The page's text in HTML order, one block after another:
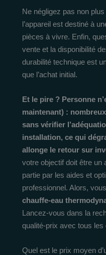
Ne négligez pas non
l’appareil est destiné à
pièces à vivre. Enfin,
vente et la disponibilité
durabilité technique est
que l’achat initial.
Et le pire ? Personne
maintenant) :
sans vérifier
installation, ce qui
allonge le retour sur
votre objectif doit être un
partie par les aides et
professionnel. Alors,
chauffe-eau
Lancez-vous dans la
qualité-prix avec tous les
Quel est le prix moyen